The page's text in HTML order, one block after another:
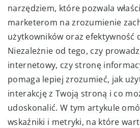
narzędziem, które pozwala
marketerom na zrozumienie
użytkowników oraz efektywność
Niezależnie od tego, czy
internetowy, czy stronę
pomaga lepiej zrozumieć, jak
interakcję z Twoją stroną i co
udoskonalić. W tym artykule
wskaźniki i metryki, na które